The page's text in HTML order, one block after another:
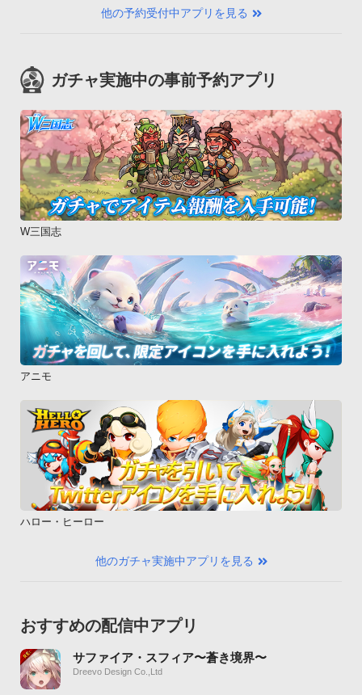
他の予約受付中アプリを見る
ガチャ実施中の事前予約アプリ
W三国志
アニモ
ハロー・ヒーロー
他のガチャ実施中アプリを見る
おすすめの配信中アプリ
サファイア・スフィア〜蒼き境界〜
Dreevo Design Co.,Ltd